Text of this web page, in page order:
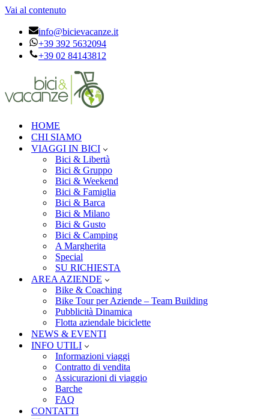
Vai al contenuto
info@bicievacanze.it
+39 392 5632094
+39 02 84143812
HOME
CHI SIAMO
VIAGGI IN BICI
Bici & Libertà
Bici & Gruppo
Bici & Weekend
Bici & Famiglia
Bici & Barca
Bici & Milano
Bici & Gusto
Bici & Camping
A Margherita
Special
SU RICHIESTA
AREA AZIENDE
Bike & Coaching
Bike Tour per Aziende – Team Building
Pubblicità Dinamica
Flotta aziendale biciclette
NEWS & EVENTI
INFO UTILI
Informazioni viaggi
Contratto di vendita
Assicurazioni di viaggio
Barche
FAQ
CONTATTI